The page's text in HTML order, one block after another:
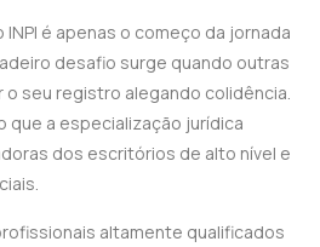
é apenas o começo da jornada
desafio surge quando outras
seu registro alegando colidência.
que a especialização jurídica
dos escritórios de alto nível e
altamente qualificados